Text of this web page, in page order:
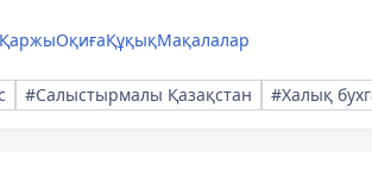
ҚаржыОқиғаҚұқықМақалалар
#Салыстырмалы Қазақстан #Халық